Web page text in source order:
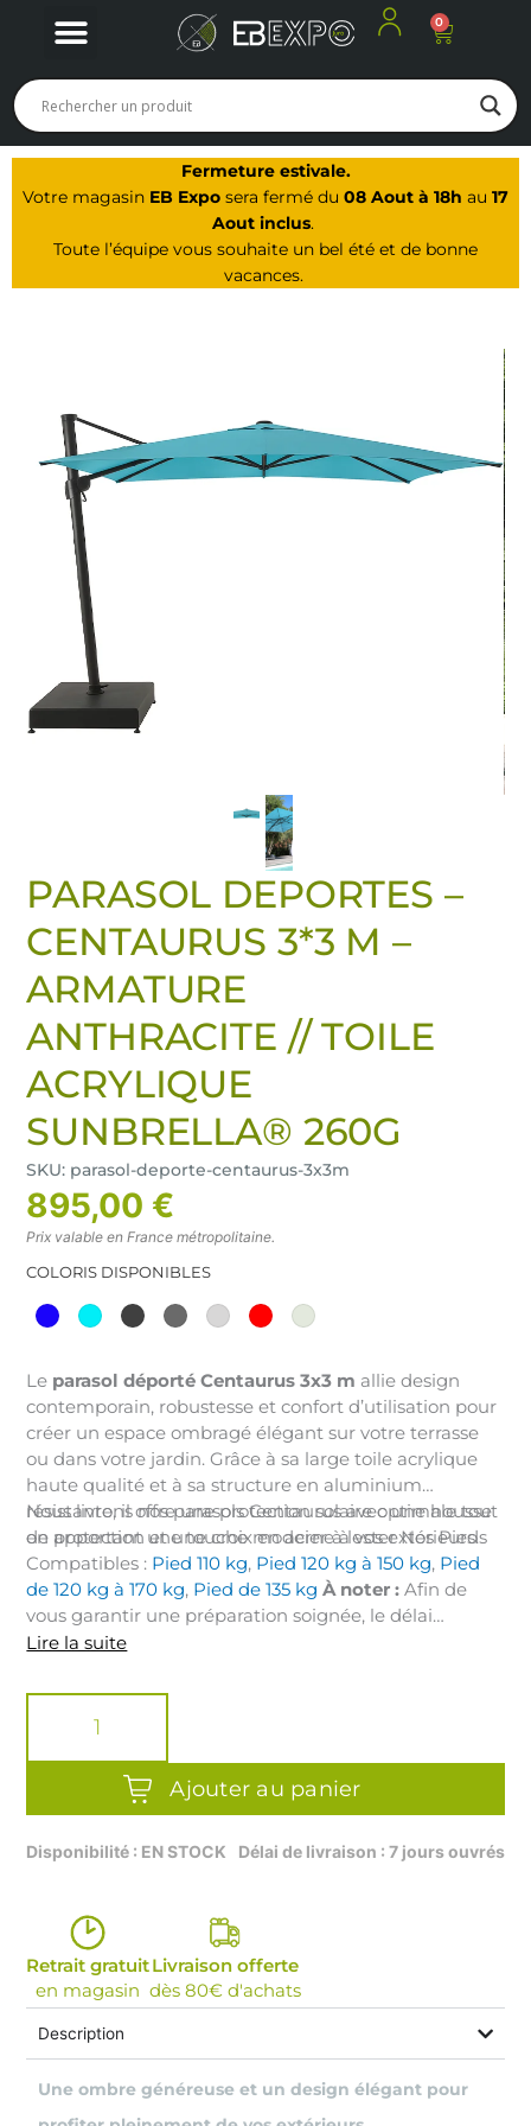
0
Panier
Fermeture estivale.
Votre magasin EB Expo sera fermé du 08 Aout à 18h au 17
Aout inclus.
Toute l’équipe vous souhaite un bel été et de bonne
vacances.
PARASOL DEPORTES –
CENTAURUS 3*3 M –
ARMATURE
ANTHRACITE // TOILE
ACRYLIQUE
SUNBRELLA® 260G
SKU: parasol-deporte-centaurus-3x3m
895,00 €
Prix valable en France métropolitaine.
COLORIS DISPONIBLES
Le parasol déporté Centaurus 3x3 m allie design
contemporain, robustesse et confort d’utilisation pour
créer un espace ombragé élégant sur votre terrasse
ou dans votre jardin. Grâce à sa large toile acrylique
haute qualité et à sa structure en aluminium
résistante, il offre une protection solaire optimale tout
en apportant une touche moderne à vos extérieurs.
Nous livrons nos parasols Centaurus avec une housse
de protection et une croix en acier à lester Nos Pieds
Compatibles : Pied 110 kg, Pied 120 kg à 150 kg, Pied
de 120 kg à 170 kg, Pied de 135 kg À noter : Afin de
vous garantir une préparation soignée, le délai
d’expédition actuel est estimé à 3 semaines (comptez
Lire la suite
de
PARASOL
M
Anthracite
//
Acrylique
Sunbrella®
260g
Ajouter au panier
Disponibilité : EN STOCK Délai de livraison : 7 jours ouvrés
Retrait gratuit
en magasin
Livraison offerte
dès 80€ d'achats
Description
Une ombre généreuse et un design élégant pour